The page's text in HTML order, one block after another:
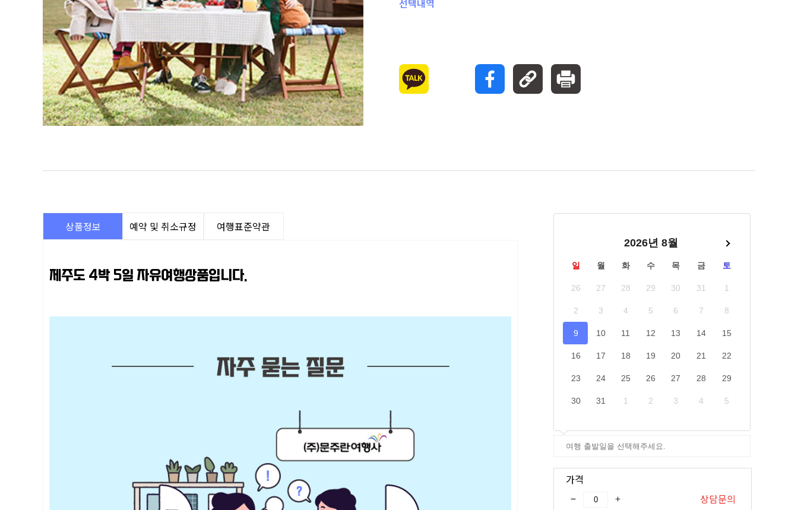
선택내역
상품정보 예약 및 취소규정 여행표준약관
제주도 4박 5일 자유여행상품입니다.
가격
상담문의
2026년 8월
일 월 화 수 목 금 토
26 27 28 29 30 31 1
2 3 4 5 6 7 8
9 10 11 12 13 14 15
16 17 18 19 20 21 22
23 24 25 26 27 28 29
30 31 1 2 3 4 5